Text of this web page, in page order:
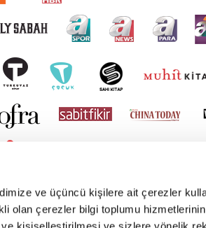
ve üçüncü kişilere ait çerezler
olan çerezler bilgi toplumu hizmetlerinin